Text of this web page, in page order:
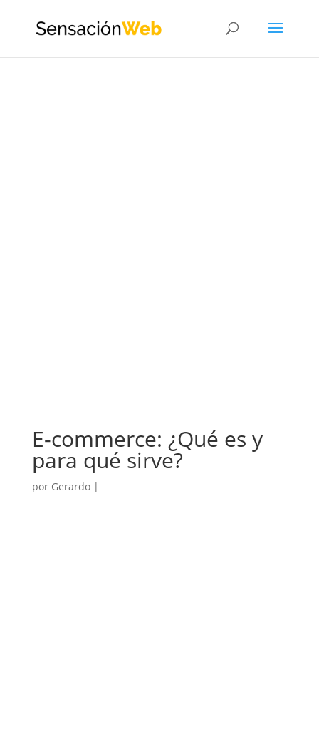
E-commerce: ¿Qué es y
para qué sirve?
por Gerardo|